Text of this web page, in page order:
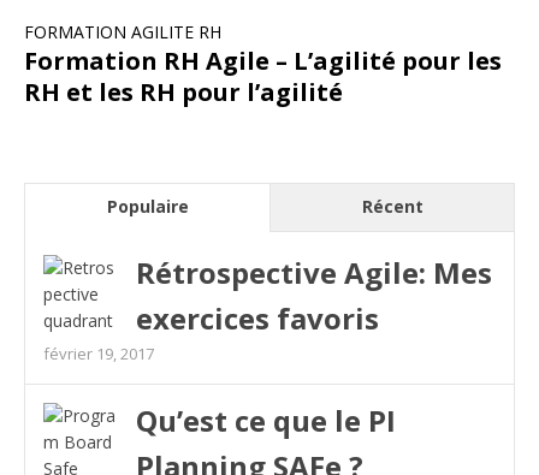
FORMATION AGILITE RH
Formation RH Agile – L’agilité pour les
RH et les RH pour l’agilité
Populaire Récent
Rétrospective Agile: Mes
exercices favoris
février 19, 2017
Qu’est ce que le PI
Planning SAFe ?